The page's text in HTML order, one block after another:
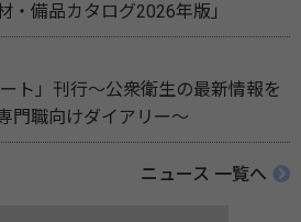
・備品カタログ2026年版」
ト」刊行～公衆衛生の最新情報を
門職向けダイアリー～
ニュース 一覧へ